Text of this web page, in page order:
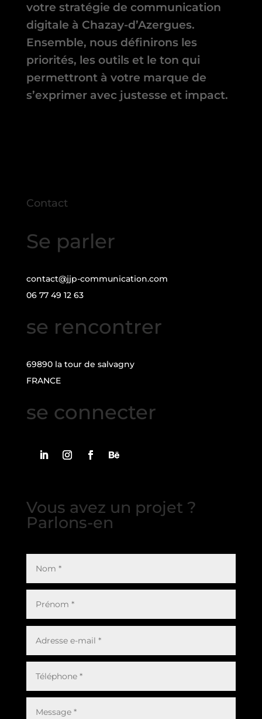
votre stratégie de communication
digitale à Chazay-d’Azergues.
Ensemble, nous définirons les
priorités, les outils et le ton qui
permettront à votre marque de
s’exprimer avec justesse et impact.
Contact
Se parler
contact@jjp-communication.com
06 77 49 12 63
se rencontrer
69890 la tour de salvagny
FRANCE
se connecter
Vous avez un projet ?
Parlons-en